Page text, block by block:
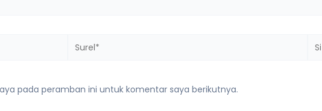
Surel*
pada peramban ini untuk komentar saya berikutnya.